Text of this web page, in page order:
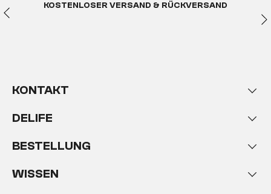
KOSTENLOSER VERSAND & RÜCKVERSAND
KONTAKT
DELIFE
BESTELLUNG
WISSEN